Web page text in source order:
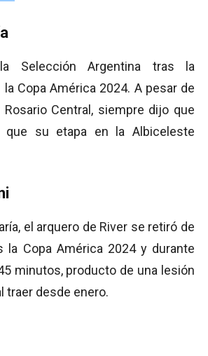
Selección Argentina tras la
Copa América 2024. A pesar de
Central, siempre dijo que
que su etapa en la Albiceleste
el arquero de River se retiró de
la Copa América 2024 y durante
minutos, producto de una lesión
traer desde enero.